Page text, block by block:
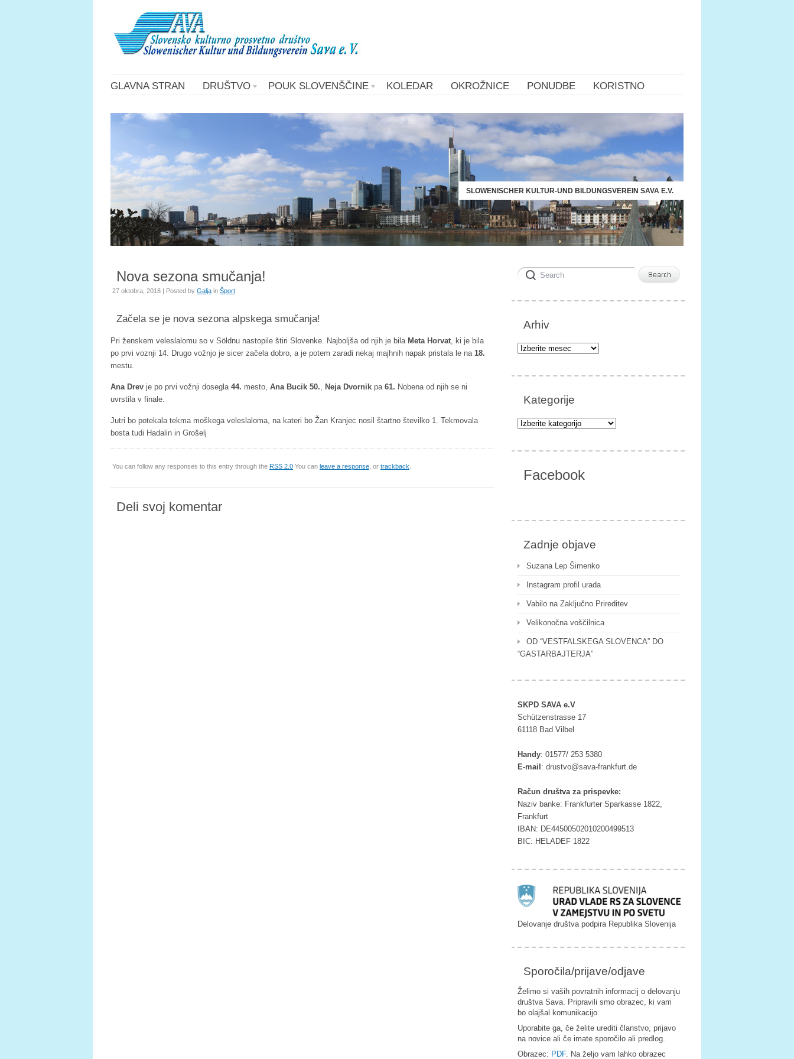
GLAVNA STRAN DRUŠTVO POUK SLOVENŠČINE KOLEDAR OKROŽNICE PONUDBE KORISTNO
SLOWENISCHER KULTUR-UND BILDUNGSVEREIN SAVA E.V.
Nova sezona smučanja!
27 oktobra, 2018 | Posted by Galja in Šport
Začela se je nova sezona alpskega smučanja!
Pri ženskem veleslalomu so v Söldnu nastopile štiri Slovenke. Najboljša od njih je bila Meta Horvat, ki je bila
po prvi voznji 14. Drugo vožnjo je sicer začela dobro, a je potem zaradi nekaj majhnih napak pristala le na 18.
mestu.
Ana Drev je po prvi vožnji dosegla 44. mesto, Ana Bucik 50., Neja Dvornik pa 61. Nobena od njih se ni
uvrstila v finale.
Jutri bo potekala tekma moškega veleslaloma, na kateri bo Žan Kranjec nosil štartno številko 1. Tekmovala
bosta tudi Hadalin in Grošelj
You can follow any responses to this entry through the RSS 2.0 You can leave a response , or trackback
Deli svoj komentar
Arhiv
Arhiv
Kategorije
Kategorije
Facebook
Zadnje objave
Suzana Lep Šimenko
Instagram profil urada
Vabilo na Zaključno Prireditev
Velikonočna voščilnica
OD “VESTFALSKEGA SLOVENCA” DO
“GASTARBAJTERJA”
SKPD SAVA e.V
Schützenstrasse 17
61118 Bad Vilbel
Handy: 01577/ 253 5380
E-mail : ed.tr
ufkna
rf-av
as@ov
tsurd
Račun društva za prispevke:
Naziv banke: Frankfurter Sparkasse 1822,
Frankfurt
IBAN: DE44500502010200499513
BIC: HELADEF 1822
Delovanje društva podpira Republika Slovenija
Sporočila/prijave/odjave
Želimo si vaših povratnih informacij o delovanju
društva Sava. Pripravili smo obrazec, ki vam
bo olajšal komunikacijo.
Uporabite ga, če želite urediti članstvo, prijavo
na novice ali če imate sporočilo ali predlog.
Obrazec: PDF. Na željo vam lahko obrazec